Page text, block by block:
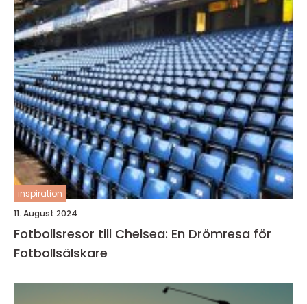
inspiration
11. August 2024
Fotbollsresor till Chelsea: En Drömresa för
Fotbollsälskare